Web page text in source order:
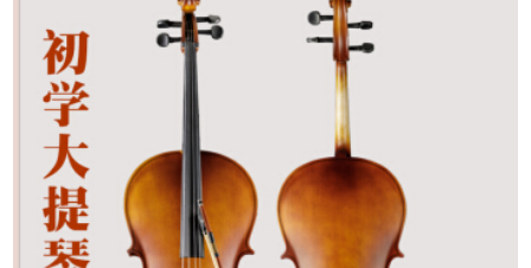
修理しました。（磨
いてくださいませ
ん）研磨紙＋松の香
りを送ります。
ぶります。